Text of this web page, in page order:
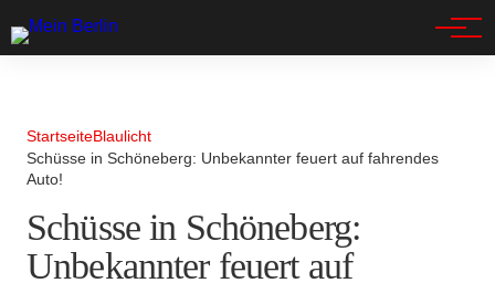
StartseiteBlaulicht
Schüsse in Schöneberg: Unbekannter feuert auf fahrendes
Auto!
Schüsse in Schöneberg:
Unbekannter feuert auf